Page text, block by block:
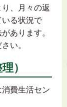
、月々の返
る状況で
あります。
い。
）
費生活セン